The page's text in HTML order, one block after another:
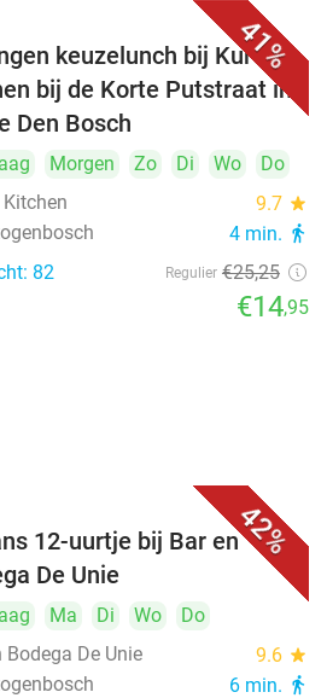
41%
keuzelunch bij Kuro's
bij de Korte Putstraat in
Den Bosch
Morgen Zo Di Wo
Do
Kitchen
9.7 star
4 min. directions_walk
82 Regulier €25,25
€14,95
42%
12-uurtje bij Bar en
De Unie
Ma Di Wo
Do
Bodega De Unie
9.6 star
6 min. directions_walk